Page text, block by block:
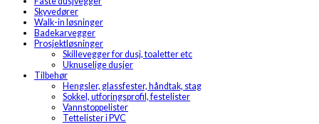
Skyvedører
Walk-in løsninger
Badekarvegger
Prosjektløsninger
Skillevegger for dusj, toaletter etc
Uknuselige dusjer
Tilbehør
Hengsler, glassfester, håndtak, stag
Sokkel, utforingsprofil, festelister
Vannstoppelister
Tettelister i PVC